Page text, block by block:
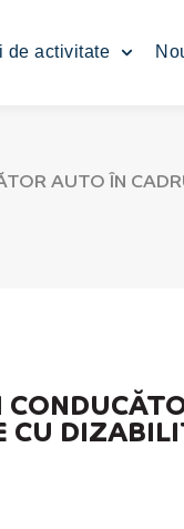
de activitate
AUTO ÎN
CU